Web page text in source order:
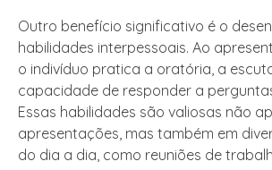
Outro benefício significativo é o
habilidades interpessoais. Ao
o indivíduo pratica a oratória, a
capacidade de responder a
Essas habilidades são valiosas não
apresentações, mas também em
do dia a dia, como reuniões de